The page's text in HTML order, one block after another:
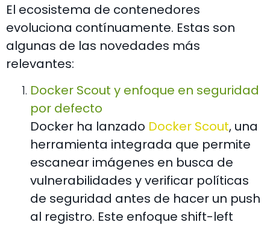
El ecosistema de contenedores
evoluciona contínuamente. Estas son
algunas de las novedades más
relevantes:
Docker Scout y enfoque en seguridad
por defecto
Docker ha lanzado Docker Scout, una
herramienta integrada que permite
escanear imágenes en busca de
vulnerabilidades y verificar políticas
de seguridad antes de hacer un push
al registro. Este enfoque shift-left